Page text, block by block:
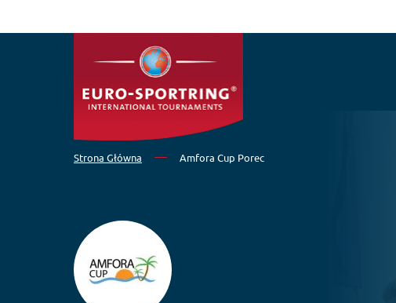
Strona Główna Amfora Cup Porec